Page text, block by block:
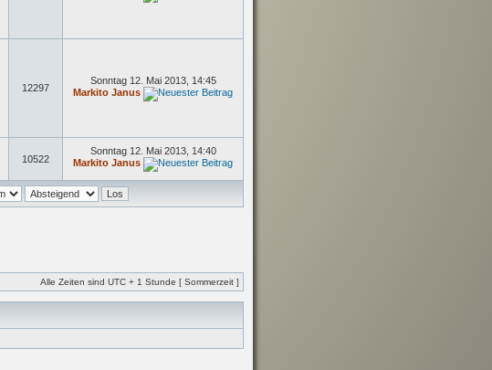
12297
Sonntag 12. Mai 2013, 14:45
Markito Janus
10522
Sonntag 12. Mai 2013, 14:40
Markito Janus
Alle Zeiten sind UTC + 1 Stunde [ Sommerzeit ]